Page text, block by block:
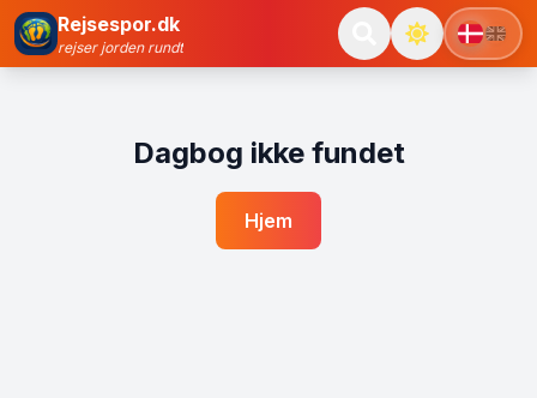
Rejsespor.dk
rejser jorden rundt
Dagbog ikke fundet
Hjem